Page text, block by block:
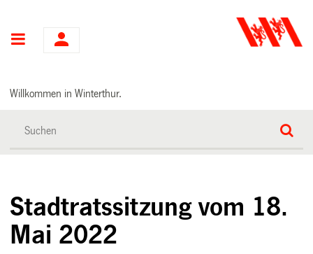
Hauptnavigation
Willkommen in Winterthur.
Stadtratssitzung vom 18.
Mai 2022